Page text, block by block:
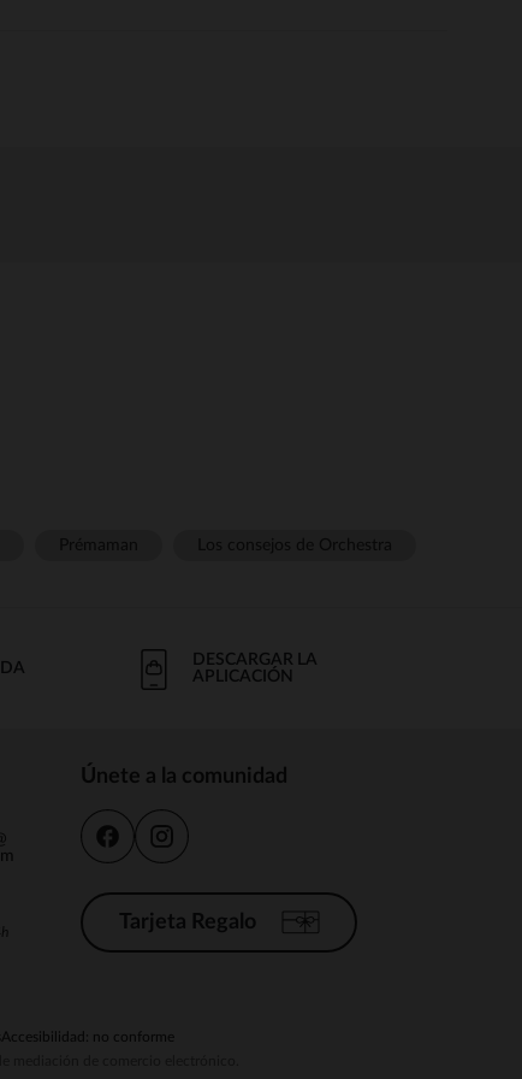
DESCARGAR LA
APLICACIÓN
Únete a la comunidad
Tarjeta Regalo
Accesibilidad: no conforme